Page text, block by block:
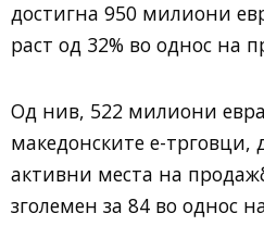
достигна 950 милиони
раст од 32% во однос на
Од нив, 522 милиони евра
македонските е-трговци,
активни места на
зголемен за 84 во однос